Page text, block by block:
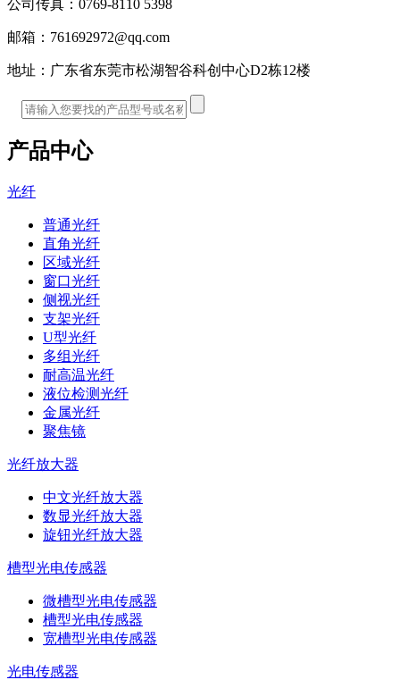
公司传真： 0769-8110 5398
邮箱： 761692972@qq.com
地址： 广东省东莞市松湖智谷科创中心D2栋12楼
产品中心
光纤
普通光纤
直角光纤
区域光纤
窗口光纤
侧视光纤
支架光纤
U型光纤
多组光纤
耐高温光纤
液位检测光纤
金属光纤
聚焦镜
光纤放大器
中文光纤放大器
数显光纤放大器
旋钮光纤放大器
槽型光电传感器
微槽型光电传感器
槽型光电传感器
宽槽型光电传感器
光电传感器